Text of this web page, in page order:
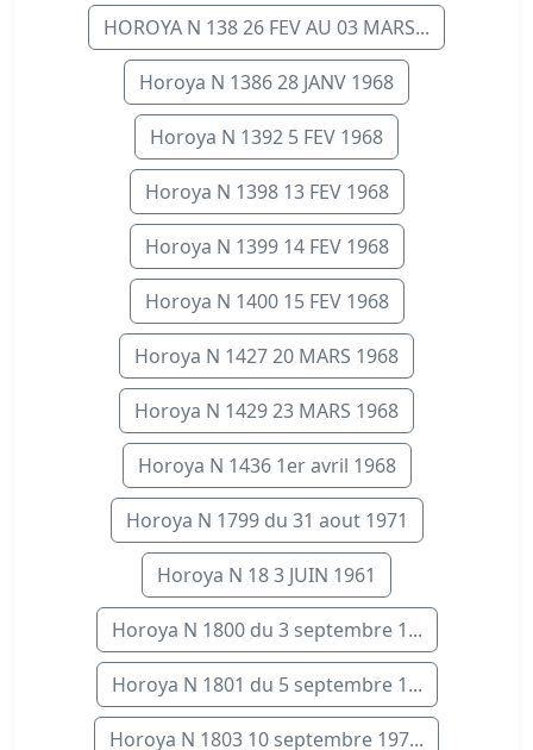
HOROYA N 138 26 FEV AU 03 MARS...
Horoya N 1386 28 JANV 1968
Horoya N 1392 5 FEV 1968
Horoya N 1398 13 FEV 1968
Horoya N 1399 14 FEV 1968
Horoya N 1400 15 FEV 1968
Horoya N 1427 20 MARS 1968
Horoya N 1429 23 MARS 1968
Horoya N 1436 1er avril 1968
Horoya N 1799 du 31 aout 1971
Horoya N 18 3 JUIN 1961
Horoya N 1800 du 3 septembre 1...
Horoya N 1801 du 5 septembre 1...
Horoya N 1803 10 septembre 197...